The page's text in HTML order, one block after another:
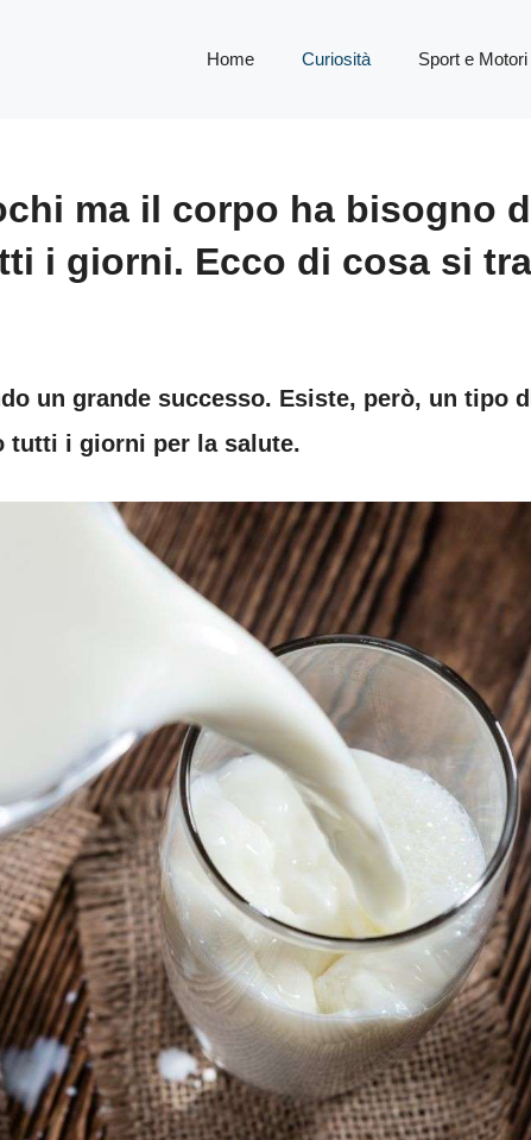
Home Curiosità Sport e Motori
ma il corpo ha bisogno
i giorni. Ecco di cosa si
un grande successo. Esiste, però, un tipo
tutti i giorni per la salute.